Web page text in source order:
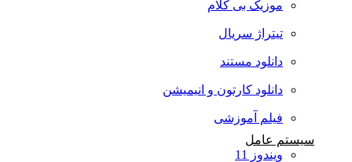
موزیک بی کلام
تیتراژ سریال
دانلود مستند
دانلود کارتون و انیمیشن
فیلم آموزشی
سیستم عامل
ویندوز 11